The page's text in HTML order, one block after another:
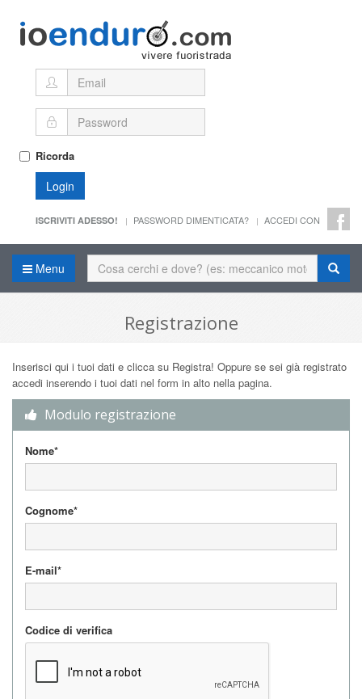
Ricorda
Login
ISCRIVITI ADESSO! PASSWORD DIMENTICATA? ACCEDI CON
Menu
Registrazione
Inserisci qui i tuoi dati e clicca su Registra! Oppure se sei già registrato
accedi inserendo i tuoi dati nel form in alto nella pagina.
Modulo registrazione
Nome*
Cognome*
E-mail*
Codice di verifica